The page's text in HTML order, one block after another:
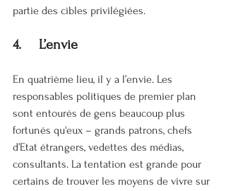
partie des cibles privilégiées.
4.     L’envie
En quatrième lieu, il y a l’envie. Les
responsables politiques de premier plan
sont entourés de gens beaucoup plus
fortunés qu'eux – grands patrons, chefs
d’Etat étrangers, vedettes des médias,
consultants. La tentation est grande pour
certains de trouver les moyens de vivre sur